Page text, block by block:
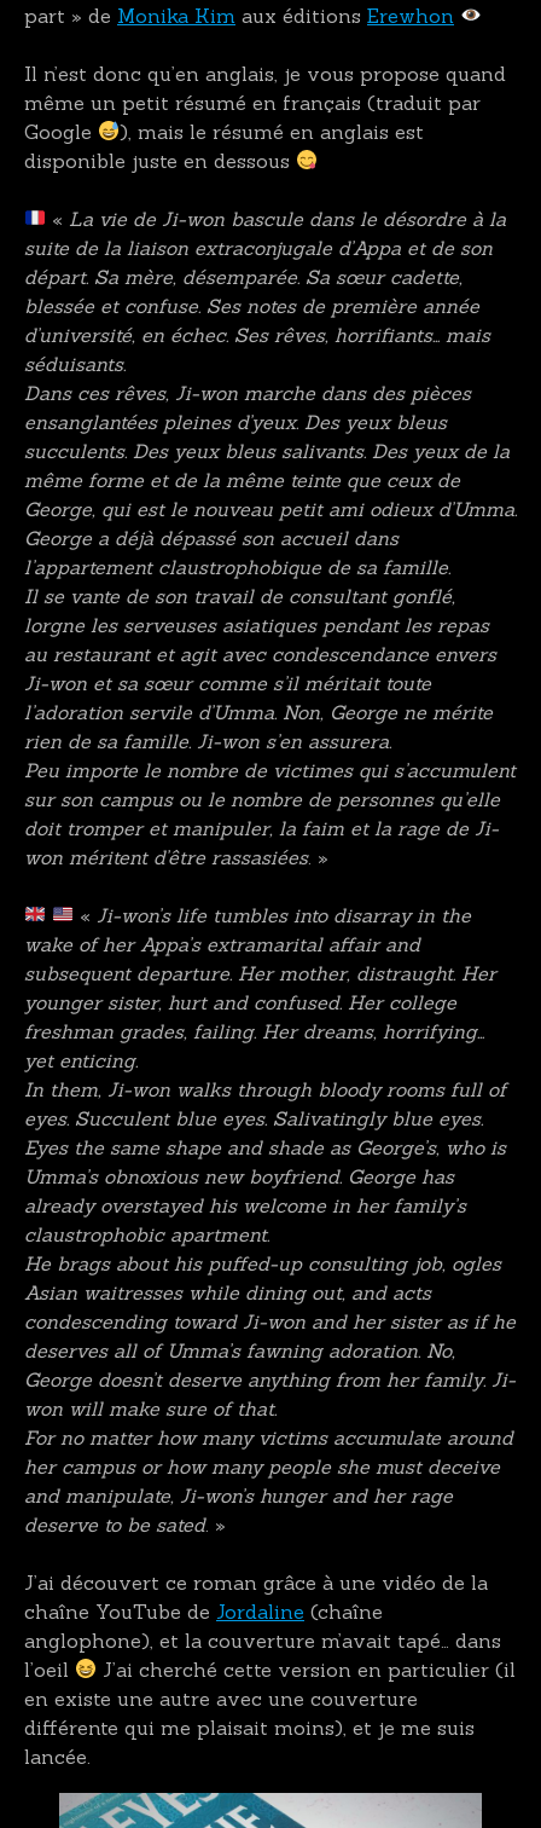
part » de Monika Kim aux éditions Erewhon
Il n’est donc qu’en anglais, je vous propose quand
même un petit résumé en français (traduit par
Google
), mais le résumé en anglais est
disponible juste en dessous
« La vie de Ji-won bascule dans le désordre à la
suite de la liaison extraconjugale d’Appa et de son
départ. Sa mère, désemparée. Sa sœur cadette,
blessée et confuse. Ses notes de première année
d’université, en échec. Ses rêves, horrifiants… mais
séduisants.
Dans ces rêves, Ji-won marche dans des pièces
ensanglantées pleines d’yeux. Des yeux bleus
succulents. Des yeux bleus salivants. Des yeux de la
même forme et de la même teinte que ceux de
George, qui est le nouveau petit ami odieux d’Umma.
George a déjà dépassé son accueil dans
l’appartement claustrophobique de sa famille.
Il se vante de son travail de consultant gonflé,
lorgne les serveuses asiatiques pendant les repas
au restaurant et agit avec condescendance envers
Ji-won et sa sœur comme s’il méritait toute
l’adoration servile d’Umma. Non, George ne mérite
rien de sa famille. Ji-won s’en assurera.
Peu importe le nombre de victimes qui s’accumulent
sur son campus ou le nombre de personnes qu’elle
doit tromper et manipuler, la faim et la rage de Ji-
won méritent d’être rassasiées. »
« Ji-won’s life tumbles into disarray in the
wake of her Appa’s extramarital affair and
subsequent departure. Her mother, distraught. Her
younger sister, hurt and confused. Her college
freshman grades, failing. Her dreams, horrifying…
yet enticing.
In them, Ji-won walks through bloody rooms full of
eyes. Succulent blue eyes. Salivatingly blue eyes.
Eyes the same shape and shade as George’s, who is
Umma’s obnoxious new boyfriend. George has
already overstayed his welcome in her family’s
claustrophobic apartment.
He brags about his puffed-up consulting job, ogles
Asian waitresses while dining out, and acts
condescending toward Ji-won and her sister as if he
deserves all of Umma’s fawning adoration. No,
George doesn’t deserve anything from her family. Ji-
won will make sure of that.
For no matter how many victims accumulate around
her campus or how many people she must deceive
and manipulate, Ji-won’s hunger and her rage
deserve to be sated. »
J’ai découvert ce roman grâce à une vidéo de la
chaîne YouTube de Jordaline (chaîne
anglophone), et la couverture m’avait tapé… dans
l’oeil
J’ai cherché cette version en particulier (il
en existe une autre avec une couverture
différente qui me plaisait moins), et je me suis
lancée.